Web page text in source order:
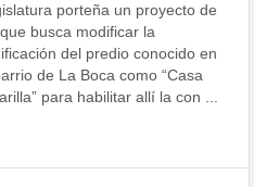
porteña un proyecto de
busca modificar la
del predio conocido en
de La Boca como “Casa
para habilitar allí la con ...